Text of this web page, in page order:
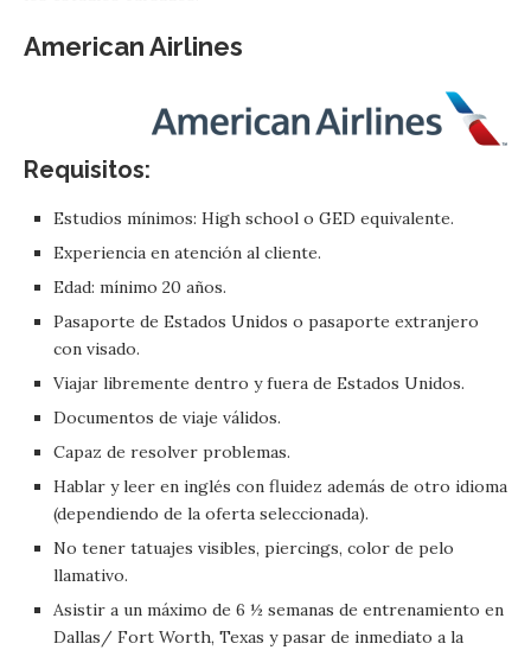
American Airlines
Requisitos:
Estudios mínimos: High school o GED equivalente.
Experiencia en atención al cliente.
Edad: mínimo 20 años.
Pasaporte de Estados Unidos o pasaporte extranjero
con visado.
Viajar libremente dentro y fuera de Estados Unidos.
Documentos de viaje válidos.
Capaz de resolver problemas.
Hablar y leer en inglés con fluidez además de otro idioma
(dependiendo de la oferta seleccionada).
No tener tatuajes visibles, piercings, color de pelo
llamativo.
Asistir a un máximo de 6 ½ semanas de entrenamiento en
Dallas/ Fort Worth, Texas y pasar de inmediato a la